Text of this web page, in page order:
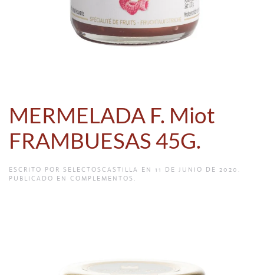
MERMELADA F. Miot
FRAMBUESAS 45G.
ESCRITO POR SELECTOSCASTILLA EN 11 DE JUNIO DE 2020
PUBLICADO EN COMPLEMENTOS